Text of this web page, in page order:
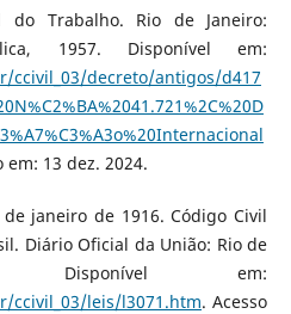
do Trabalho. Rio de Janeiro:
1957. Disponível em:
ccivil_03/decreto/antigos/d417
em: 13 dez. 2024.
de janeiro de 1916. Código Civil
Diário Oficial da União: Rio de
Disponível em:
ccivil_03/leis/l3071.htm. Acesso